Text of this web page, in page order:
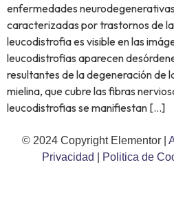
enfermedades
caracterizadas por trastornos de
leucodistrofia es visible en las
leucodistrofias aparecen
resultantes de la degeneración de
mielina, que cubre las fibras
leucodistrofias se manifiestan […]
© 2024 Copyright Elementor |
Privacidad
Politica de